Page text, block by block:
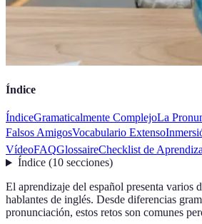
Índice
ÍndiceGramaticalmente ComplejoLa
Falsos AmigosVocabulario Extenso
VídeoFAQGlossaireChecklist de
Índice(10 secciones)
El aprendizaje del español presenta varios
hablantes de inglés. Desde diferencias
pronunciación, estos retos son comunes